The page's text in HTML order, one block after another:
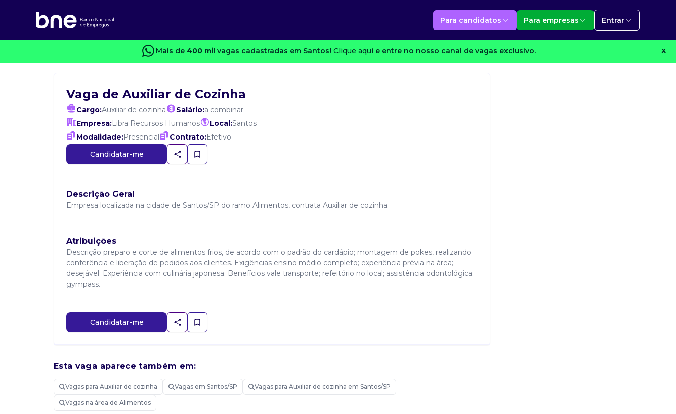
Para candidatos Para empresas Entrar
Mais de 400 milvagas cadastradas em Santos! Clique aqui e entre no nosso canal de vagas exclusivo. X
Vaga de Auxiliar de Cozinha
Cargo:Auxiliar de cozinha Salário:a combinar
Empresa:Libra Recursos Humanos Local:Santos
Modalidade:Presencial Contrato:Efetivo
Candidatar-me
Descrição Geral
Empresa localizada na cidade de Santos/SP do ramo Alimentos, contrata Auxiliar de cozinha.
Atribuições
Descrição preparo e corte de alimentos frios, de acordo com o padrão do cardápio; montagem de pokes, realizando
conferência e liberação de pedidos aos clientes. Exigências ensino médio completo; experiência prévia na área;
desejável: Experiência com culinária japonesa. Benefícios vale transporte; refeitório no local; assistência odontológica;
gympass.
Candidatar-me
Esta vaga aparece também em:
Vagas para Auxiliar de cozinha Vagas em Santos/SP Vagas para Auxiliar de cozinha em Santos/SP
Vagas na área de Alimentos